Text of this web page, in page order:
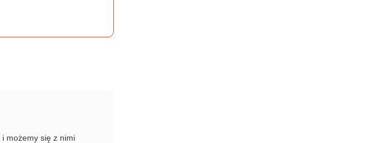
i możemy się z nimi